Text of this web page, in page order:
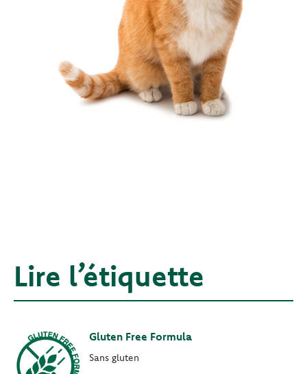
Lire l’étiquette
Gluten Free Formula
Sans gluten